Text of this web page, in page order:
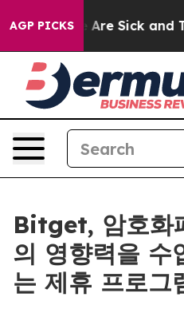
AGP PICKSAre Sick and
Bitget, 암호화
의 영향력을 수
는 제휴 프로그